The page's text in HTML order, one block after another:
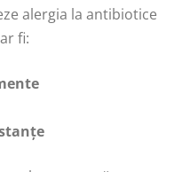
alergia la antibiotice
fi: